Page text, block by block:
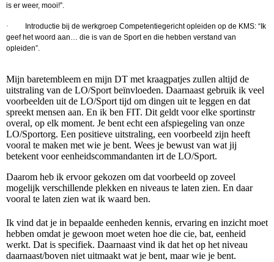
is er weer, mooi!”.
·
Introductie bij de werkgroep Competentiegericht opleiden op de KMS: “Ik
geef het woord aan… die is van de Sport en die hebben verstand van
opleiden”.
Mijn baretembleem en mijn DT met kraagpatjes zullen altijd de
uitstraling van de LO/Sport beïnvloeden. Daarnaast gebruik ik veel
voorbeelden uit de LO/Sport tijd om dingen uit te leggen en dat
spreekt mensen aan. En ik ben FIT. Dit geldt voor elke sportinstr
overal, op elk moment. Je bent echt een afspiegeling van onze
LO/Sportorg. Een positieve uitstraling, een voorbeeld zijn heeft
vooral te maken met wie je bent. Wees je bewust van wat jij
betekent voor eenheidscommandanten irt de LO/Sport.
Daarom heb ik ervoor gekozen om dat voorbeeld op zoveel
mogelijk verschillende plekken en niveaus te laten zien. En daar
vooral te laten zien wat ik waard ben.
Ik vind dat je in bepaalde eenheden kennis, ervaring en inzicht moet
hebben omdat je gewoon moet weten hoe die cie, bat, eenheid
werkt. Dat is specifiek. Daarnaast vind ik dat het op het niveau
daarnaast/boven niet uitmaakt wat je bent, maar wie je bent.